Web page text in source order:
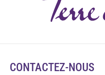
CONTACTEZ-NOUS